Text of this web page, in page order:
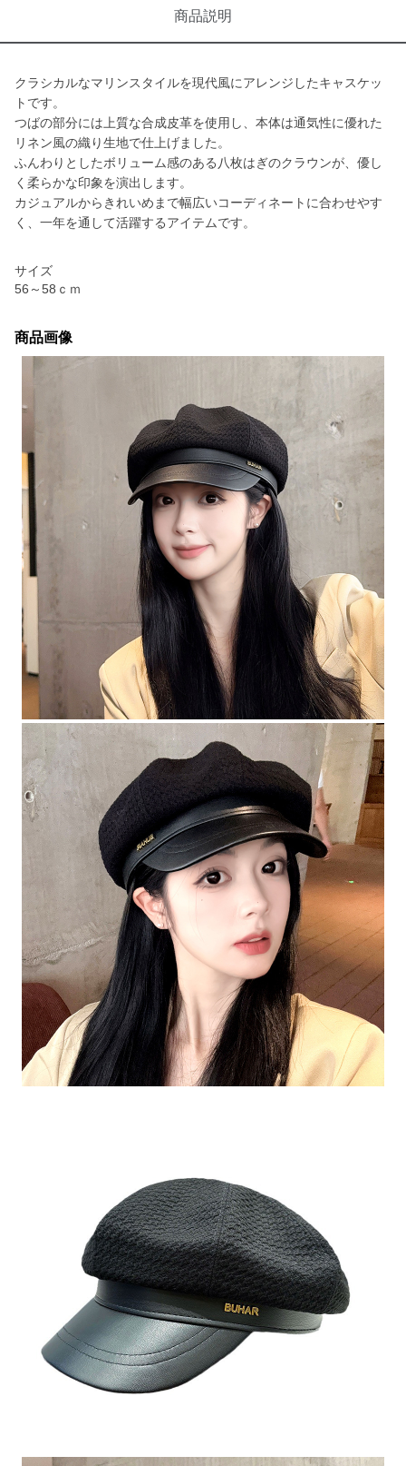
商品説明
クラシカルなマリンスタイルを現代風にアレンジしたキャスケッ
トです。
つばの部分には上質な合成皮革を使用し、本体は通気性に優れた
リネン風の織り生地で仕上げました。
ふんわりとしたボリューム感のある八枚はぎのクラウンが、優し
く柔らかな印象を演出します。
カジュアルからきれいめまで幅広いコーディネートに合わせやす
く、一年を通して活躍するアイテムです。
サイズ
56～58ｃｍ
商品画像